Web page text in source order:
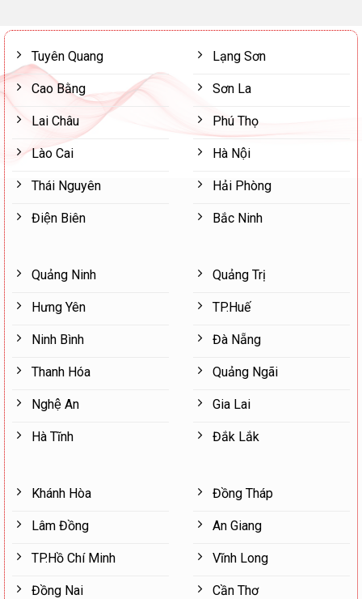
Tuyên Quang
Cao Bằng
Lai Châu
Lào Cai
Thái Nguyên
Điện Biên
Lạng Sơn
Sơn La
Phú Thọ
Hà Nội
Hải Phòng
Bắc Ninh
Quảng Ninh
Hưng Yên
Ninh Bình
Thanh Hóa
Nghệ An
Hà Tĩnh
Quảng Trị
TP.Huế
Đà Nẵng
Quảng Ngãi
Gia Lai
Đắk Lắk
Khánh Hòa
Lâm Đồng
TP.Hồ Chí Minh
Đồng Nai
Đồng Tháp
An Giang
Vĩnh Long
Cần Thơ